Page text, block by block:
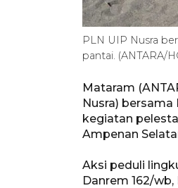
PLN UIP Nusra
pantai. (ANTARA/
Mataram
Nusra)
kegiatan
Ampenan
Aksi peduli
Danrem 162/